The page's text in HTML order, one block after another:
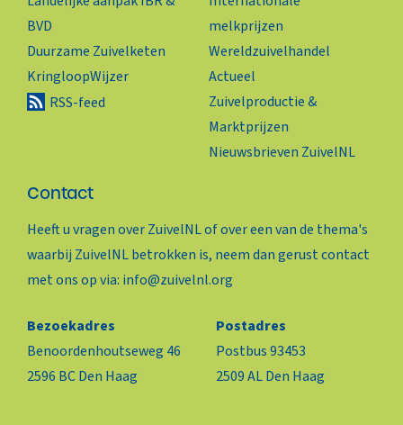
BVD
Duurzame Zuivelketen
KringloopWijzer
RSS-feed
melkprijzen
Wereldzuivelhandel
Actueel
Zuivelproductie &
Marktprijzen
Nieuwsbrieven ZuivelNL
Contact
Heeft u vragen over ZuivelNL of over een van de thema's
waarbij ZuivelNL betrokken is, neem dan gerust contact
met ons op via: info@zuivelnl.org
Bezoekadres
Benoordenhoutseweg 46
2596 BC Den Haag
Postadres
Postbus 93453
2509 AL Den Haag